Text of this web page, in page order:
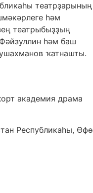
театрҙарының
һәм
театрыбыҙҙың
һәм баш
ҡатнашты.
академия драма
Республикаһы, Өфө